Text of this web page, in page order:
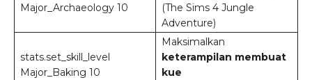
Major_Archaeology 10
(The Sims 4 Jungle
Adventure)
stats.set_skill_level
Major_Baking 10
Maksimalkan
keterampilan membuat
kue